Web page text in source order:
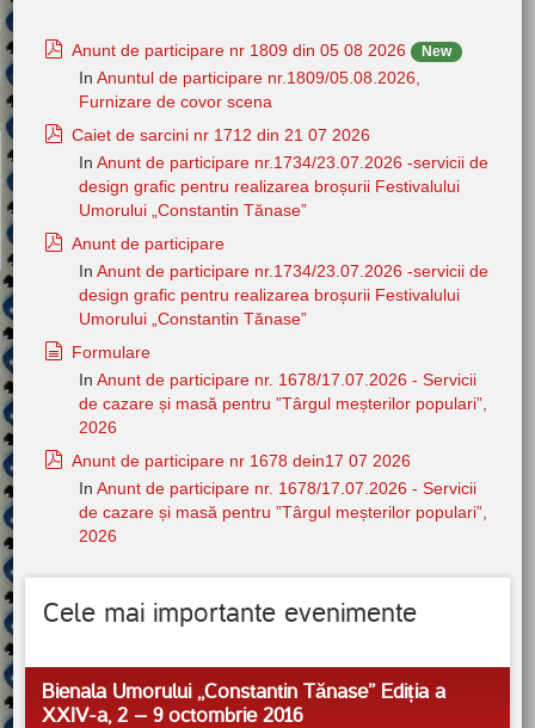
pdf
Anunt de participare nr 1809 din 05 08 2026 New
InAnuntul de participare nr.1809/05.08.2026,
Furnizare de covor scena
pdf
Caiet de sarcini nr 1712 din 21 07 2026
InAnunt de participare nr.1734/23.07.2026 -servicii de
design grafic pentru realizarea broșurii Festivalului
Umorului „Constantin Tănase”
pdf
Anunt de participare
InAnunt de participare nr.1734/23.07.2026 -servicii de
design grafic pentru realizarea broșurii Festivalului
Umorului „Constantin Tănase”
document
Formulare
InAnunt de participare nr. 1678/17.07.2026 - Servicii
de cazare și masă pentru ”Târgul meșterilor populari”,
2026
pdf
Anunt de participare nr 1678 dein17 07 2026
InAnunt de participare nr. 1678/17.07.2026 - Servicii
de cazare și masă pentru ”Târgul meșterilor populari”,
2026
Cele mai importante evenimente
Bienala Umorului ,,Constantin Tănase” Ediția a
XXIV-a, 2 – 9 octombrie 2016